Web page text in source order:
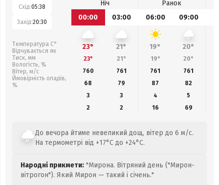
Схід:05:38
Захід:20:30
Температура С°
Відчувається як
Тиск, мм
Вологість, %
Вітер, м/с
Ймовірність опадів,
%
Ніч
Ранок
00:00
03:00 06:00 09:00
23° 21° 19° 20°
23° 21° 19° 20°
760
761 761 761
68
79 87 82
3
3 4
5
2
2 16 69
До вечора йтиме невеликий дощ, вітер до 6 м/с.
На термометрі від +17°C до +24°C.
Народні прикмети: "Мирона. Вітряний день ("Мирон-
вітрогон"). Який Мирон — такий і січень."